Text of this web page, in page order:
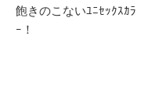
飽きのこないﾕﾆｾｯｸｽｶﾗ
ｰ！